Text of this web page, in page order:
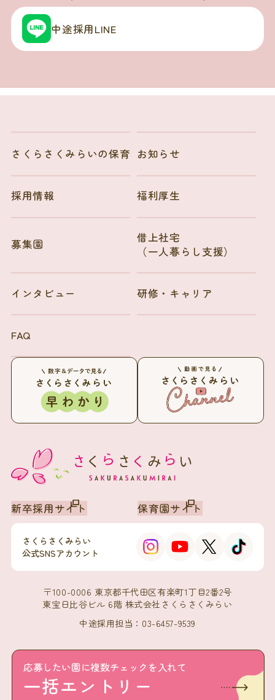
応募したい園に複数チェックを入れて
一括エントリー
中途採用LINE
新卒採用サイト 保育園サイト
さくらさくみらい
公式SNSアカウント
〒100-0006 東京都千代田区有楽町1丁目2番2号
東宝日比谷ビル 6階 株式会社さくらさくみらい
中途採用担当：03-6457-9539
さくらさくみらいの保育 お知らせ
採用情報 福利厚生
募集園
借上社宅
（一人暮らし支援）
インタビュー 研修・キャリア
FAQ
会社概要 プライバシーポリシー
© 2026 SAKURASAKU MIRAI